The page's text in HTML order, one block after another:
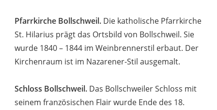
Pfarrkirche Bollschweil. Die katholische Pfarrkirche
St. Hilarius prägt das Ortsbild von Bollschweil. Sie
wurde 1840 – 1844 im Weinbrennerstil erbaut. Der
Kirchenraum ist im Nazarener-Stil ausgemalt.
Schloss Bollschweil. Das Bollschweiler Schloss mit
seinem französischen Flair wurde Ende des 18.